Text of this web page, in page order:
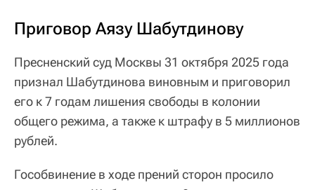
Приговор Аязу Шабутдинову
Пресненский суд Москвы 31 октября 2025 года
признал Шабутдинова виновным и приговорил
его к 7 годам лишения свободы в колонии
общего режима, а также к штрафу в 5 миллионов
рублей.
Гособвинение в ходе прений сторон просило